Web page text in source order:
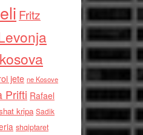
Fritz
kosova
jete ne Kosove
Prifti Rafael
kripa Sadik
shqiptaret